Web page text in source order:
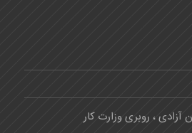
آزادی ، روبری وزارت کار